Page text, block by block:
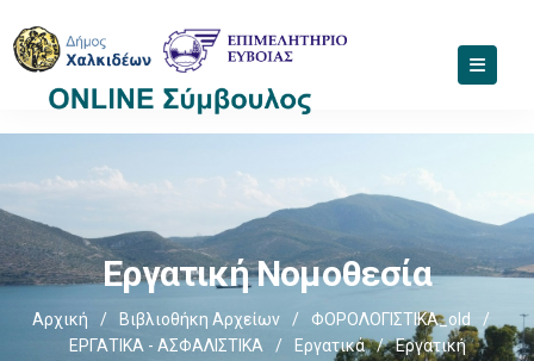
Εργατική Νομοθεσία
Αρχική / Βιβλιοθήκη Αρχείων / ΦΟΡΟΛΟΓΙΣΤΙΚΑ_old
/
ΕΡΓΑΤΙΚΑ - ΑΣΦΑΛΙΣΤΙΚΑ
/ Εργατικά /
Εργατική